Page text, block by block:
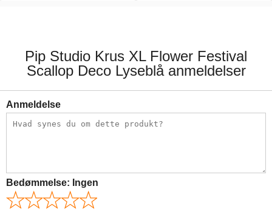
Pip Studio Krus XL Flower Festival
Scallop Deco Lyseblå anmeldelser
Anmeldelse
Bedømmelse: Ingen